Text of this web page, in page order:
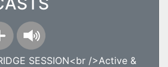
SESSION<br />Active &